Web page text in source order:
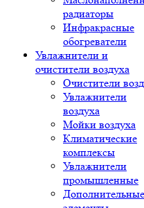
радиаторы
Инфракрасные
обогреватели
Увлажнители и
очистители воздуха
Очистители
Увлажнители
воздуха
Мойки воздуха
Климатические
комплексы
Увлажнители
промышленные
Дополнительные